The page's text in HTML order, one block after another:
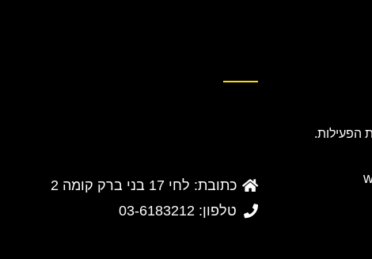
כתובת: לחי 17 בני ברק קומה 2
טלפון: 03-6183212